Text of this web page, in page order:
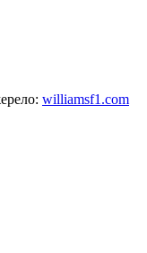
williamsf1.com